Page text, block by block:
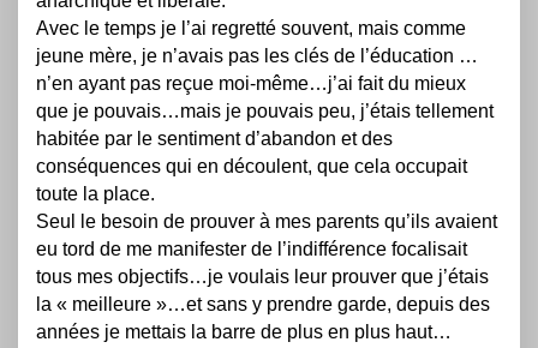
Avec le temps je l’ai regretté souvent, mais comme
jeune mère, je n’avais pas les clés de l’éducation …
n’en ayant pas reçue moi-même…j’ai fait du mieux
que je pouvais…mais je pouvais peu, j’étais tellement
habitée par le sentiment d’abandon et des
conséquences qui en découlent, que cela occupait
toute la place.
Seul le besoin de prouver à mes parents qu’ils avaient
eu tord de me manifester de l’indifférence focalisait
tous mes objectifs…je voulais leur prouver que j’étais
la « meilleure »…et sans y prendre garde, depuis des
années je mettais la barre de plus en plus haut…